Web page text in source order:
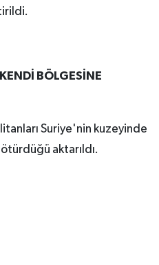
BÖLGESİNE
Suriye'nin kuzeyinde
aktarıldı.